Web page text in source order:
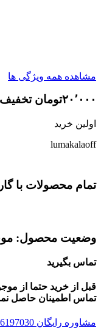
مشاهده همه ویژگی ها
۲۰٬۰۰۰تومان تخفیف
اولین خرید
lumakalaoff
تمام محصولات با
وضعیت محصول:
تماس بگیرید
قبل از خرید حتما از
تماس اطمینان حاصل
مشاوره رایگان 09126197030